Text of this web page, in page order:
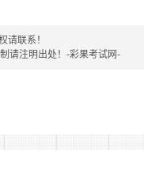
合肥工业大学招聘系统
”
请联系！
请注明出处！-彩果考试网-